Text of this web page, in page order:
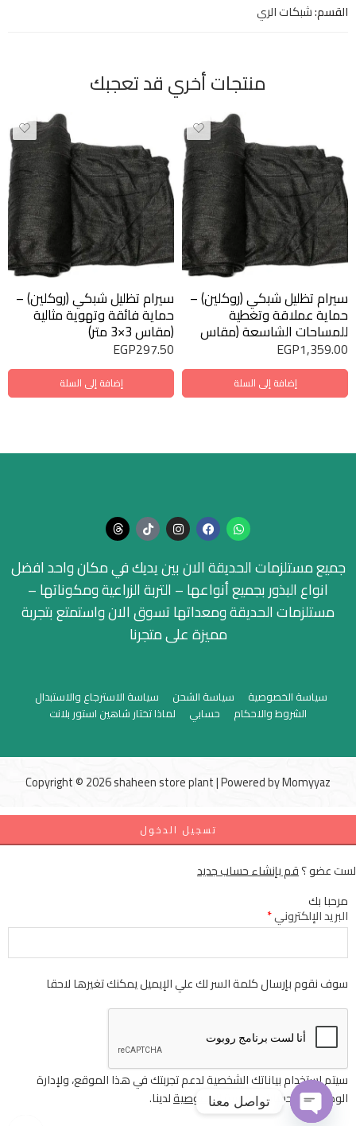
القسم:شبكات الري
منتجات أخري قد تعجبك
سيرام تظليل شبكي (روكلين) –
حماية عملاقة وتغطية
للمساحات الشاسعة (مقاس
5×10 متر) نسبة تظليل 63%) EGP1,359.00
إضافة إلى السلة
سيرام تظليل شبكي (روكلين) –
حماية فائقة وتهوية مثالية
(مقاس 3×3 متر)
EGP297.50
إضافة إلى السلة
جميع مستلزمات الحديقة الان بين يديك في مكان واحد افضل
انواع البذور بجميع أنواعها – التربة الزراعية ومكوناتها –
مستلزمات الحديقة ومعداتها تسوق الان واستمتع بتجربة
مميزة على متجرنا
سياسة الخصوصية سياسة الشحن
سياسة الاسترجاع والاستبدال
الشروط والاحكام
حسابي لماذا تختار شاهين استور بلانت
Copyright © 2026 shaheen store plant | Powered byMomyyaz
تسجيل الدخول
لست عضو ؟قم بإنشاء حساب جديد
مرحبا بك
البريد الإلكتروني*
سوف نقوم بإرسال كلمة السر لك علي الإيميل يمكنك تغيرها لاحقا
سيتم استخدام بياناتك الشخصية لدعم تجربتك في هذا الموقع، ولإدارة
الوصول إلى حسابكسياسة الخصوصيةلدينا. تواصل معنا